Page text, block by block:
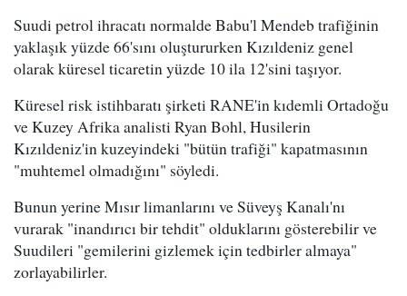
Suudi petrol ihracatı normalde Babu'l Mendeb trafiğinin
yaklaşık yüzde 66'sını oluştururken Kızıldeniz genel
olarak küresel ticaretin yüzde 10 ila 12'sini taşıyor.
Küresel risk istihbaratı şirketi RANE'in kıdemli Ortadoğu
ve Kuzey Afrika analisti Ryan Bohl, Husilerin
Kızıldeniz'in kuzeyindeki "bütün trafiği" kapatmasının
"muhtemel olmadığını" söyledi.
Bunun yerine Mısır limanlarını ve Süveyş Kanalı'nı
vurarak "inandırıcı bir tehdit" olduklarını gösterebilir ve
Suudileri "gemilerini gizlemek için tedbirler almaya"
zorlayabilirler.